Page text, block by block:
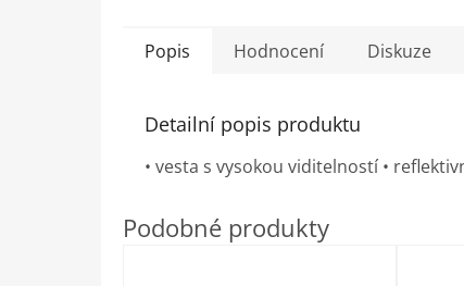
Popis Hodnocení Diskuze
Detailní popis produktu
• vesta s vysokou viditelností •